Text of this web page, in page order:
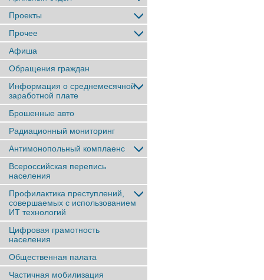
Проекты
Прочее
Афиша
Обращения граждан
Информация о среднемесячной
заработной плате
Брошенные авто
Радиационный мониторинг
Антимонопольный комплаенс
Всероссийская перепись
населения
Профилактика преступлений,
совершаемых с использованием
ИТ технологий
Цифровая грамотность
населения
Общественная палата
Частичная мобилизация